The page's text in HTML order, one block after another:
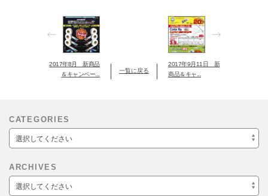
2017年8月 新商品
＆キャンペー...
一覧に戻る
2017年9月11日 新
商品＆キャ...
CATEGORIES
選択してください
ARCHIVES
選択してください